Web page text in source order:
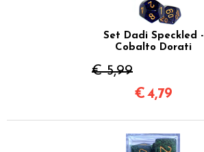
Set Dadi Speckled -
Cobalto Dorati
€ 5,99
€4,79